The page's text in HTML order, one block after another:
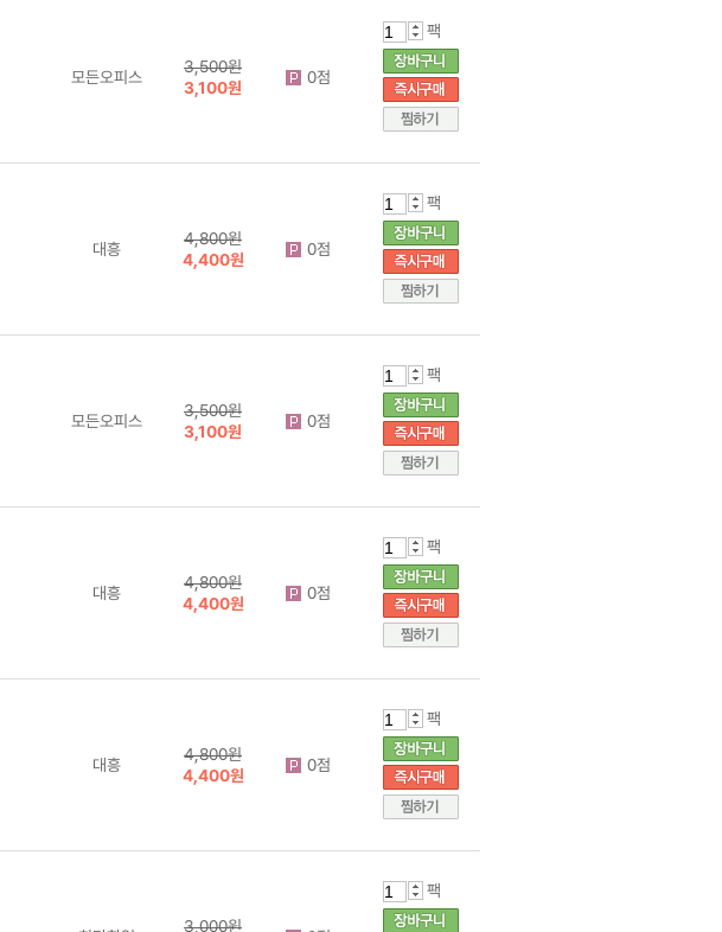
모든오피스
3,500원
3,100원
0점
팩
대흥
4,800원
4,400원
0점
팩
모든오피스
3,500원
3,100원
0점
팩
대흥
4,800원
4,400원
0점
팩
대흥
4,800원
4,400원
0점
팩
3,000원
팩